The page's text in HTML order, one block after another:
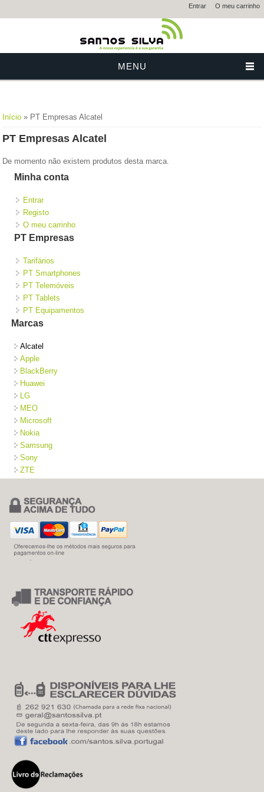
Entrar O meu carrinho
MENU
Está aqui
Início » PT Empresas Alcatel
PT Empresas Alcatel
De momento não existem produtos desta marca.
Minha conta
Entrar
Registo
O meu carrinho
PT Empresas
Tarifários
PT Smartphones
PT Telemóveis
PT Tablets
PT Equipamentos
Marcas
Alcatel
Apple
BlackBerry
Huawei
LG
MEO
Microsoft
Nokia
Samsung
Sony
ZTE